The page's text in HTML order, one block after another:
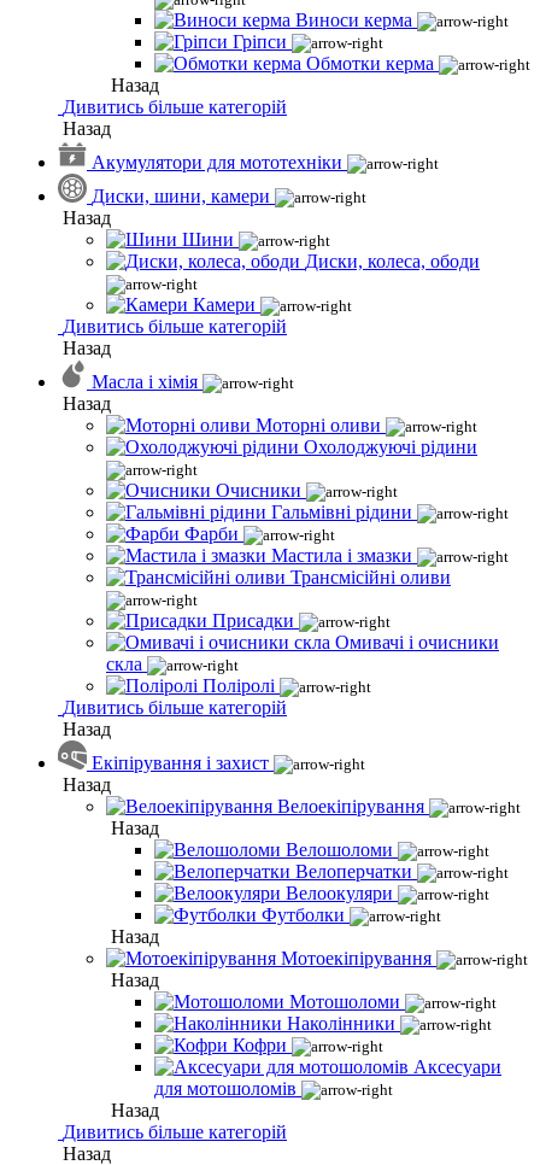
Виноси керма
Гріпси
Обмотки керма
Назад
Дивитись більше категорій
Назад
Акумулятори для мототехніки
Диски, шини, камери
Назад
Шини
Диски, колеса, ободи
Камери
Дивитись більше категорій
Назад
Масла і хімія
Назад
Моторні оливи
Охолоджуючі рідини
Очисники
Гальмівні рідини
Фарби
Мастила і змазки
Трансмісійні оливи
Присадки
Омивачі і очисники
скла
Поліролі
Дивитись більше категорій
Назад
Екіпірування і захист
Назад
Велоекіпірування
Назад
Велошоломи
Велоперчатки
Велоокуляри
Футболки
Назад
Мотоекіпірування
Назад
Мотошоломи
Наколінники
Кофри
Аксесуари
для мотошоломів
Назад
Дивитись більше категорій
Назад